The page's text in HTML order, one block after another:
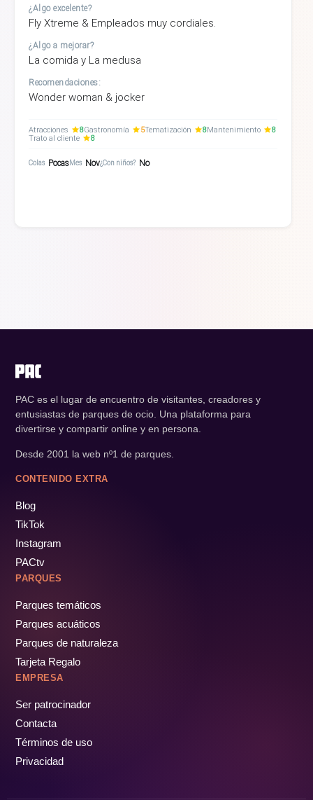
¿Algo excelente?
Fly Xtreme & Empleados muy cordiales.
¿Algo a mejorar?
La comida y La medusa
Recomendaciones:
Wonder woman & jocker
Atracciones 8Gastronomía 5Tematización 8Mantenimiento
8
Trato al cliente
8
Colas PocasMes Nov¿Con niños? No
PAC es el lugar de encuentro de visitantes, creadores y
entusiastas de parques de ocio. Una plataforma para
divertirse y compartir online y en persona.
Desde 2001 la web nº1 de parques.
CONTENIDO EXTRA
Blog
TikTok
Instagram
PACtv
PARQUES
Parques temáticos
Parques acuáticos
Parques de naturaleza
Tarjeta Regalo
EMPRESA
Ser patrocinador
Contacta
Términos de uso
Privacidad